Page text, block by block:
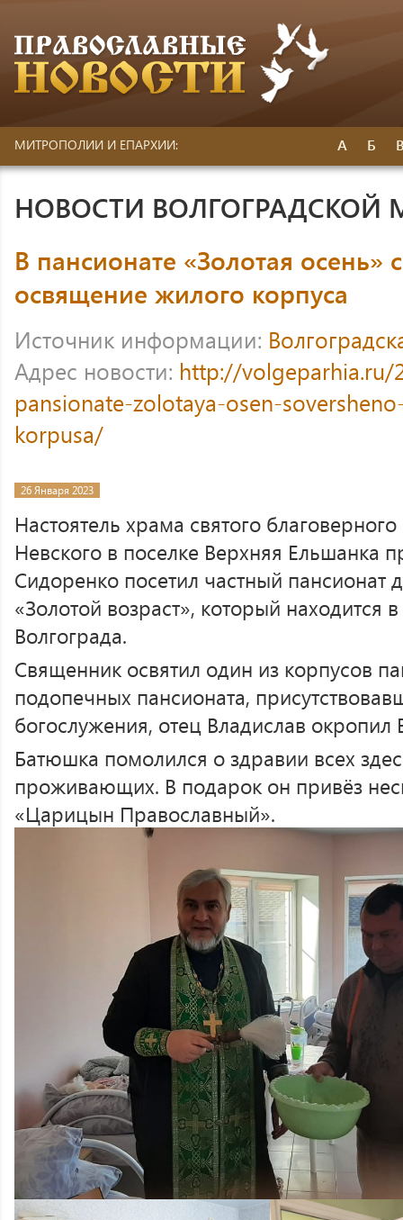
МИТРОПОЛИИ И ЕПАРХИИ: А Б
НОВОСТИ
В пансионате «Золотая осень»
освящение жилого корпуса
Источник информации:
Адрес новости: http://volgeparhia.ru/
pansionate-zolotaya-osen-
korpusa/
26 Января 2023
Настоятель храма святого
Невского в поселке Верхняя Ельшанка
Сидоренко посетил частный
«Золотой возраст», который находится
Волгограда.
Священник освятил один из корпусов
подопечных пансионата,
богослужения, отец Владислав окропил
Батюшка помолился о здравии всех
проживающих. В подарок он привёз
«Царицын Православный».